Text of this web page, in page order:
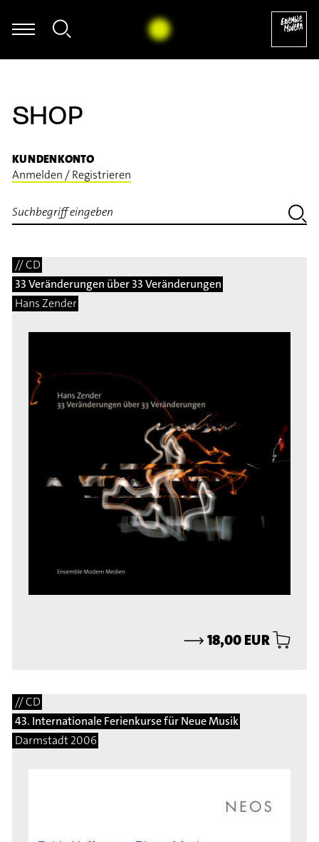
Megumi Kasakawa - Heinz Holliger:
SHOP
KUNDENKONTO
Anmelden / Registrieren
// CD
33 Veränderungen über 33 Veränderungen
Hans Zender
⟶18,00 EUR
// CD
43. Internationale Ferienkurse für Neue Musik
Darmstadt 2006